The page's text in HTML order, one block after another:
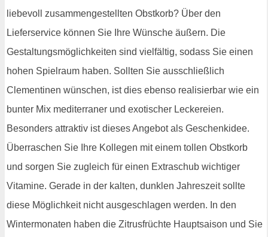
liebevoll zusammengestellten Obstkorb? Über den
Lieferservice können Sie Ihre Wünsche äußern. Die
Gestaltungsmöglichkeiten sind vielfältig, sodass Sie einen
hohen Spielraum haben. Sollten Sie ausschließlich
Clementinen wünschen, ist dies ebenso realisierbar wie ein
bunter Mix mediterraner und exotischer Leckereien.
Besonders attraktiv ist dieses Angebot als Geschenkidee.
Überraschen Sie Ihre Kollegen mit einem tollen Obstkorb
und sorgen Sie zugleich für einen Extraschub wichtiger
Vitamine. Gerade in der kalten, dunklen Jahreszeit sollte
diese Möglichkeit nicht ausgeschlagen werden. In den
Wintermonaten haben die Zitrusfrüchte Hauptsaison und Sie